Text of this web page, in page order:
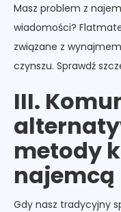
Masz problem z
wiadomości?
związane z
czynszu. Sprawdź
III.
metody
najemcą
Gdy nasz tradycyjny